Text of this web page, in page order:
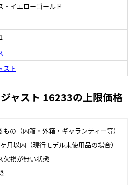
・イエローゴールド
スト
ャスト 16233の上限価格
の（内箱・外箱・ギャランティー等）
月以内（現行モデル未使用品の場合）
欠損が無い状態